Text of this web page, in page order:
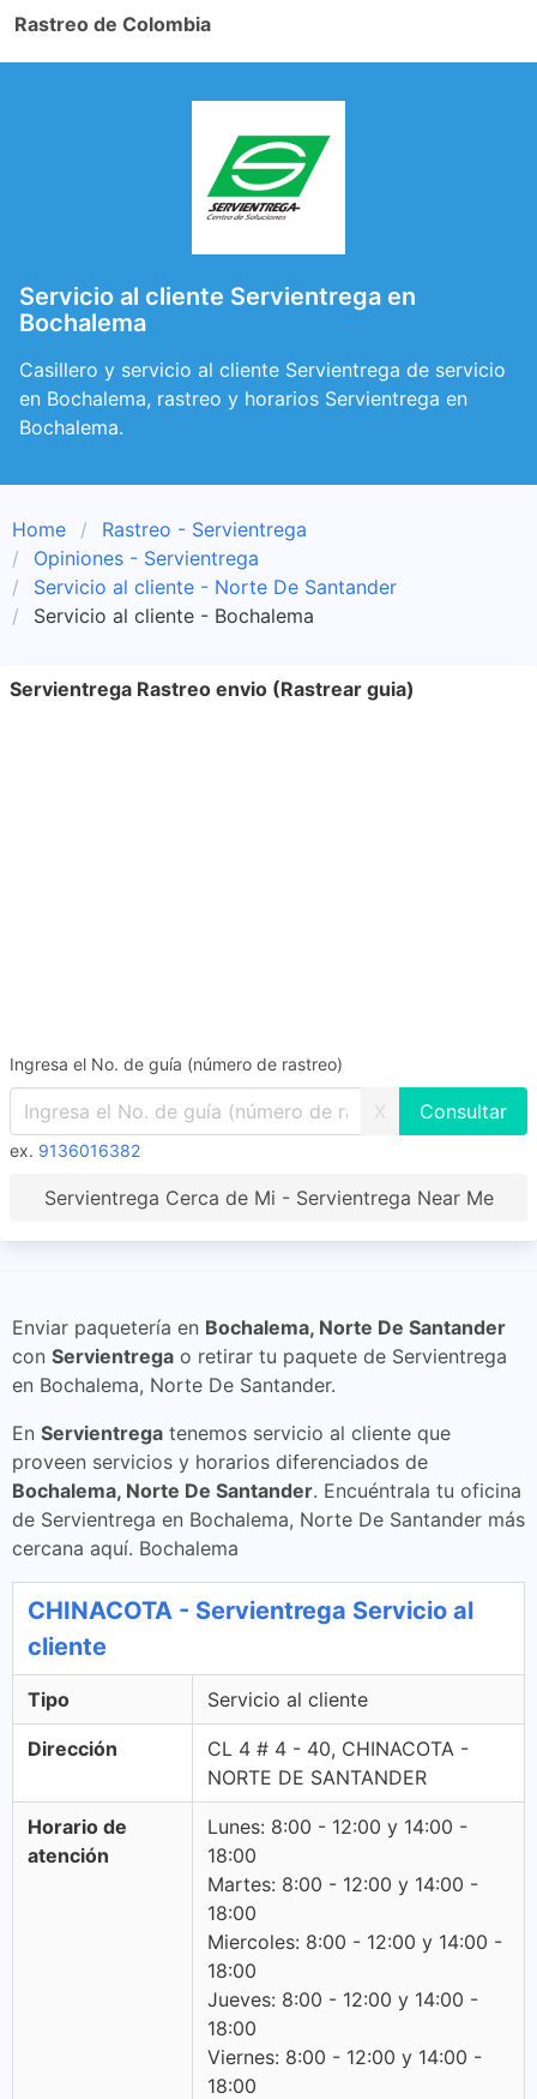
Rastreo de Colombia
Servicio al cliente Servientrega en
Bochalema
Casillero y servicio al cliente Servientrega de servicio
en Bochalema, rastreo y horarios Servientrega en
Bochalema.
Home
Rastreo - Servientrega
Opiniones - Servientrega
Servicio al cliente - Norte De Santander
Servicio al cliente - Bochalema
Servientrega Rastreo envio (Rastrear guia)
Ingresa el No. de guía (número de rastreo)
X
ex. 9136016382
Servientrega Cerca de Mi - Servientrega Near Me
Enviar paquetería en Bochalema, Norte De Santander
con Servientrega o retirar tu paquete de Servientrega
en Bochalema, Norte De Santander.
En Servientrega tenemos servicio al cliente que
proveen servicios y horarios diferenciados de
Bochalema, Norte De Santander. Encuéntrala tu oficina
de Servientrega en Bochalema, Norte De Santander más
cercana aquí. Bochalema
CHINACOTA - Servientrega Servicio al
cliente
Tipo Servicio al cliente
Dirección
CL 4 # 4 - 40, CHINACOTA -
NORTE DE SANTANDER
Horario de
atención
Lunes: 8:00 - 12:00 y 14:00 -
18:00
Martes: 8:00 - 12:00 y 14:00 -
18:00
Miercoles: 8:00 - 12:00 y 14:00 -
18:00
Jueves: 8:00 - 12:00 y 14:00 -
18:00
Viernes: 8:00 - 12:00 y 14:00 -
18:00